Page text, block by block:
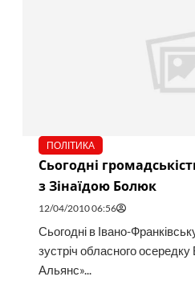
ПОЛІТИКА
Сьогодні
з Зінаїдою Болюк
12/04/2010 06:56
Сьогодні в Івано-
зустріч обласного
Альянс»...